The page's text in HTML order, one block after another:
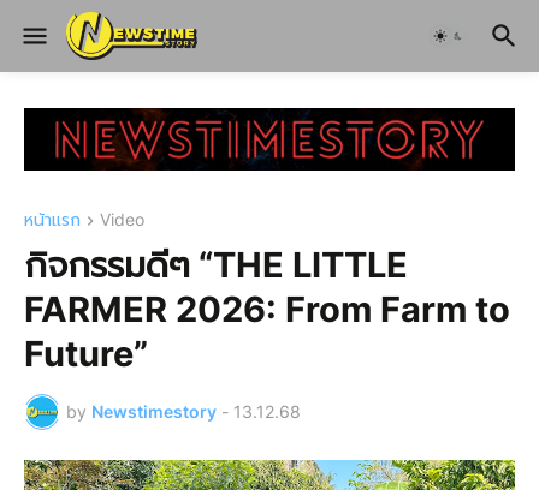
หน้าแรก Video
กิจกรรมดีๆ “THE LITTLE
FARMER 2026: From Farm to
Future”
by Newstimestory - 13.12.68